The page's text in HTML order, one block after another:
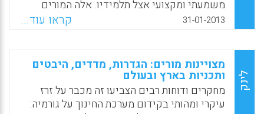
משמעתי ומקצועי אצל תלמידיו. אלה המורים
שאנחנו זוכרים שנים רבות אחר כך. למאמרון
נוספו הפניות נוספות למחקריו החשובים של
פרופסור ג'ון האטי, מטובי החוקרים בחינוך כיום (
שחר עוז) .
WhatsApp
Facebook
Email
X
31-01-2013 קראו עוד...
לינק
מצויינות מורים: הגדרות, מדדים, היבטים
ותכניות בארץ ובעולם
מחקרים ודוחות רבים הצביעו זה מכבר על זרז
עיקרי ומהותי בקידום מערכת החינוך על גורמיה: